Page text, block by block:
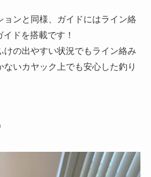
ョンと同様、ガイドにはライン絡
ドを搭載です！
けの出やすい状況でもライン絡み
いカヤック上でも安心した釣り